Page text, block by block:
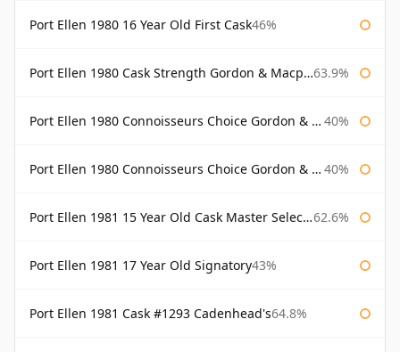
Port Ellen 1980 16 Year Old First Cask46%
Port Ellen 1980 Cask Strength Gordon & Macphail 63.9%
Port Ellen 1980 Connoisseurs Choice Gordon & Macphail 40%
Port Ellen 1980 Connoisseurs Choice Gordon & Macphail 19 Year Old 40%
Port Ellen 1981 15 Year Old Cask Master Selection 62.6%
Port Ellen 1981 17 Year Old Signatory43%
Port Ellen 1981 Cask #1293 Cadenhead's64.8%